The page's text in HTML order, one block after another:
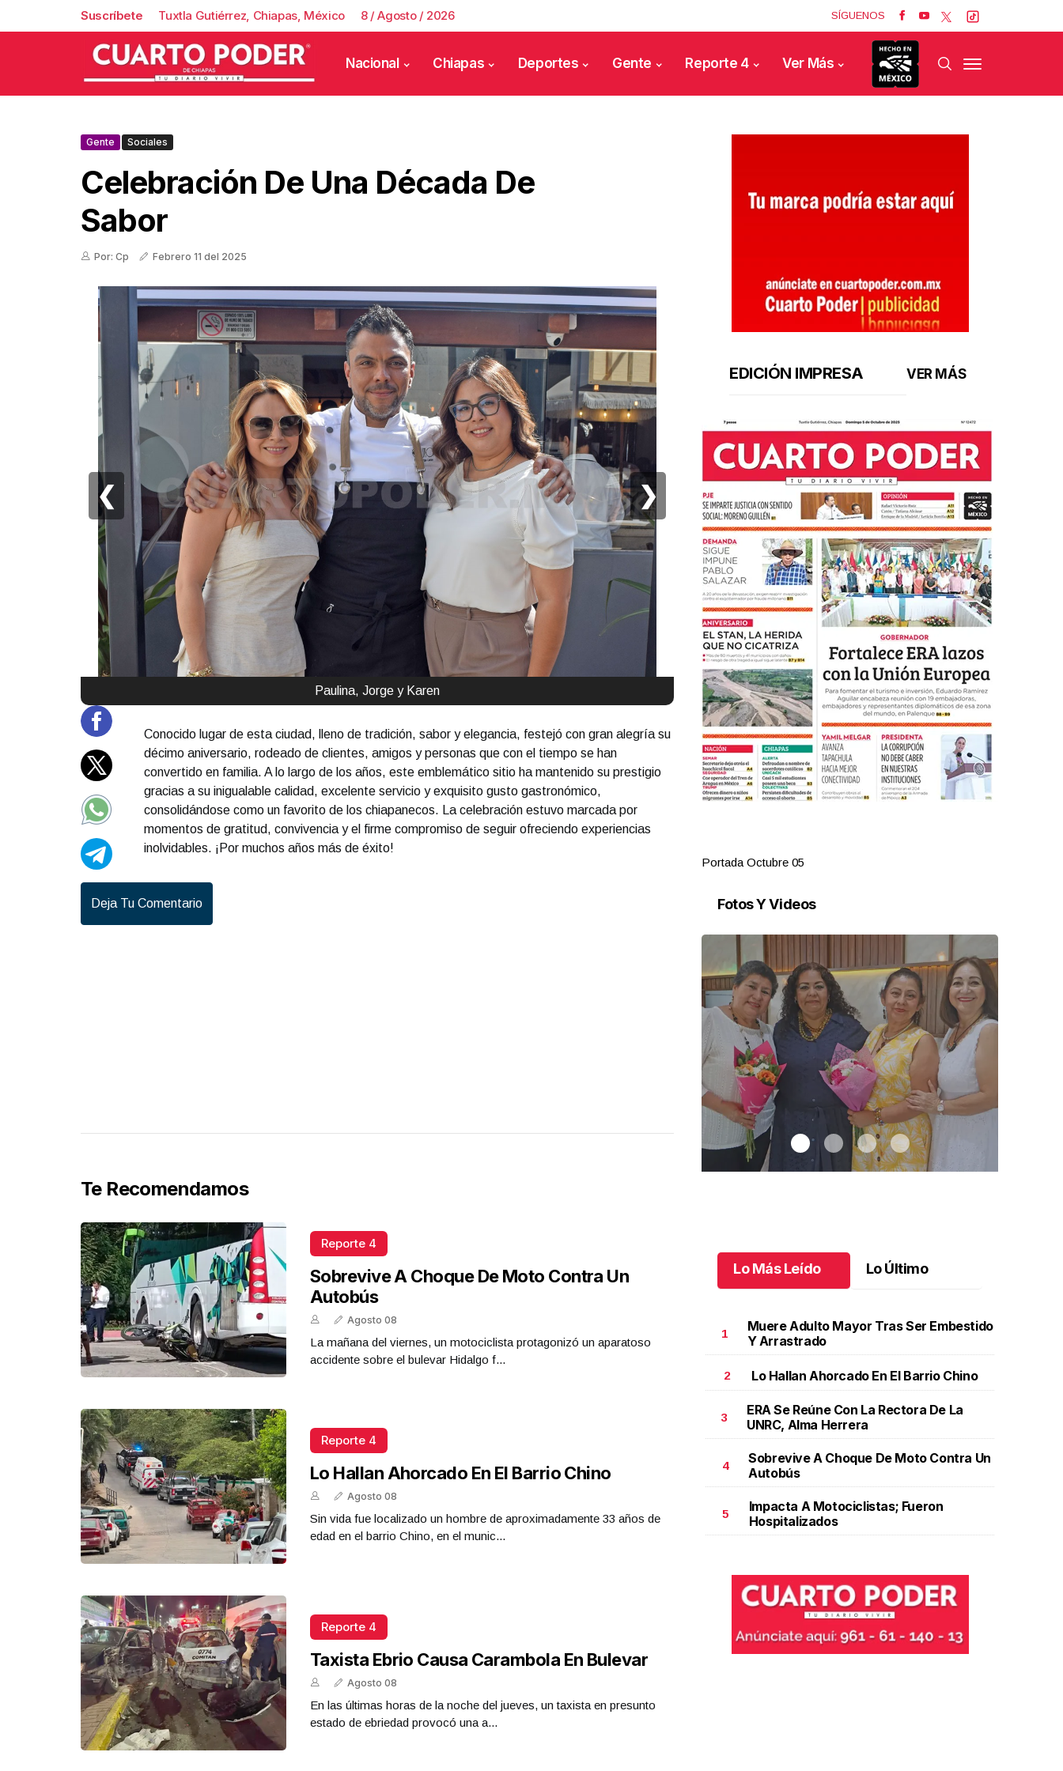
Suscríbete Tuxtla Gutiérrez, Chiapas, México 8 / Agosto / 2026 SÍGUENOS
Nacional Chiapas Deportes Gente Reporte 4 Ver Más
Gente Sociales
Celebración De Una Década De
Sabor
Por: Cp Febrero 11 del 2025
Paulina, Jorge y Karen Muy felices
❮ ❯
Conocido lugar de esta ciudad, lleno de tradición, sabor y elegancia, festejó con gran alegría su
décimo aniversario, rodeado de clientes, amigos y personas que con el tiempo se han
convertido en familia. A lo largo de los años, este emblemático sitio ha mantenido su prestigio
gracias a su inigualable calidad, excelente servicio y exquisito gusto gastronómico,
consolidándose como un favorito de los chiapanecos. La celebración estuvo marcada por
momentos de gratitud, convivencia y el firme compromiso de seguir ofreciendo experiencias
inolvidables. ¡Por muchos años más de éxito!
Deja Tu Comentario
Te Recomendamos
Reporte 4
Sobrevive A Choque De Moto Contra Un
Autobús
Agosto 08
La mañana del viernes, un motociclista protagonizó un aparatoso
accidente sobre el bulevar Hidalgo f...
Reporte 4
Lo Hallan Ahorcado En El Barrio Chino
Agosto 08
Sin vida fue localizado un hombre de aproximadamente 33 años de
edad en el barrio Chino, en el munic...
Reporte 4
Taxista Ebrio Causa Carambola En Bulevar
Agosto 08
En las últimas horas de la noche del jueves, un taxista en presunto
estado de ebriedad provocó una a...
EDICIÓN IMPRESA VER MÁS
Portada Octubre 05
Fotos Y Videos
Una emotiva jubilación en educación especial. Una
emotiva jubilación en educación especial
Octubre 04 l
Lo Más Leído Lo Último
1
Muere Adulto Mayor Tras Ser Embestido
Y Arrastrado
2 Lo Hallan Ahorcado En El Barrio Chino
3
ERA Se Reúne Con La Rectora De La
UNRC, Alma Herrera
4
Sobrevive A Choque De Moto Contra Un
Autobús
5
Impacta A Motociclistas; Fueron
Hospitalizados